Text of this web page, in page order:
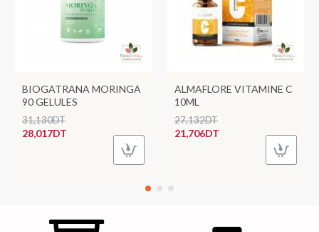
BIOGATRANA MORINGA
90 GELULES
28,017DT
31,130DT
ALMAFLORE VITAMINE C
10ML
21,706DT
27,132DT